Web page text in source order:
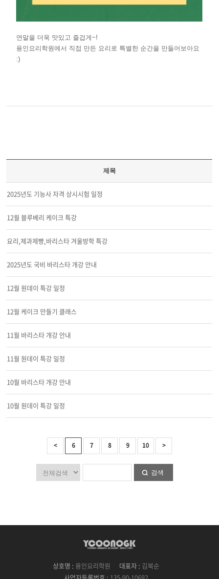
연말을 더욱 맛있고 즐겁게~!
용인요리학원에서 직접 만든 요리로 특별한 순간을 만들어보아요
:)
제목
2025년도 기능사 자격 상시시험 일정
12월 블루베리 케이크 특강
요리,제과제빵,바리스타 겨울방학 특강
2025년도 국비 바리스타 개강 안내
12월 원데이 특강 일정
12월 케이크 만들기 클래스
11월 바리스타 개강 안내
11월 원데이 특강 일정
10월 바리스타 개강 안내
10월 원데이 특강 일정
< 6 7 8 9 10 >
검색
상호명 : 용인요리학원 대표자 : 김복순